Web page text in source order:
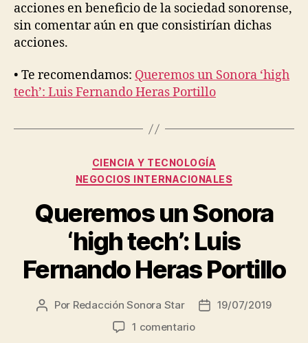
acciones en beneficio de la sociedad sonorense,
sin comentar aún en que consistirían dichas
acciones.
• Te recomendamos: Queremos un Sonora ‘high
tech’: Luis Fernando Heras Portillo
Categorías
CIENCIA Y TECNOLOGÍA
NEGOCIOS INTERNACIONALES
Queremos un Sonora
‘high tech’: Luis
Fernando Heras Portillo
Autor
Por Redacción Sonora Star
Fecha19/07/2019
1 comentarioen